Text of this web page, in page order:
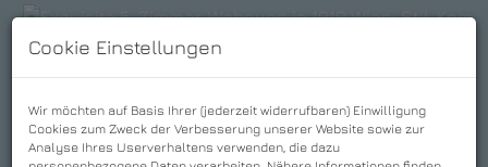
Cookie Einstellungen
Wir möchten auf Basis Ihrer (jederzeit widerrufbaren) Einwilligung
Cookies zum Zweck der Verbesserung unserer Website sowie zur
Analyse Ihres Userverhaltens verwenden, die dazu